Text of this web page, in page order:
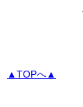
▲TOPへ▲